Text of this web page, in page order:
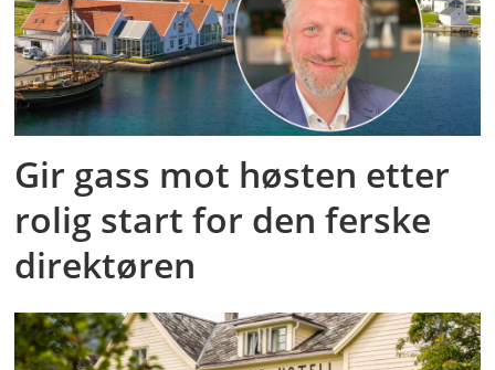
Gir gass mot høsten etter
rolig start for den ferske
direktøren